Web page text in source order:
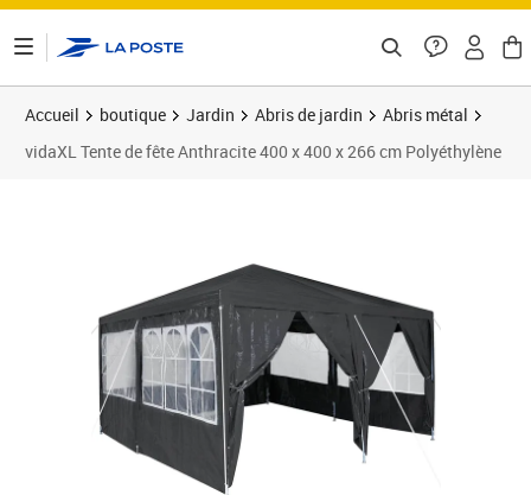
Accueil boutique Jardin Abris de jardin
Abris métal
vidaXL Tente de fête Anthracite 400 x 400 x 266 cm Polyéthylène